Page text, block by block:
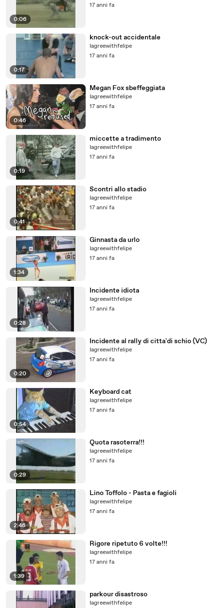
0:06
17 anni fa
0:17
knock-out accidentale
Iagreewithfelipe
17 anni fa
0:46
Megan Fox sbeffeggiata
Iagreewithfelipe
17 anni fa
0:19
miccette a tradimento
Iagreewithfelipe
17 anni fa
0:41
Scontri allo stadio
Iagreewithfelipe
17 anni fa
1:34
Ginnasta da urlo
Iagreewithfelipe
17 anni fa
0:28
Incidente idiota
Iagreewithfelipe
17 anni fa
0:20
Incidente al rally di citta'di schio (VC)
Iagreewithfelipe
17 anni fa
0:54
Keyboard cat
Iagreewithfelipe
17 anni fa
0:29
Quota rasoterra!!!
Iagreewithfelipe
17 anni fa
2:46
Lino Toffolo - Pasta e fagioli
Iagreewithfelipe
17 anni fa
1:39
Rigore ripetuto 6 volte!!!
Iagreewithfelipe
17 anni fa
parkour disastroso
Iagreewithfelipe